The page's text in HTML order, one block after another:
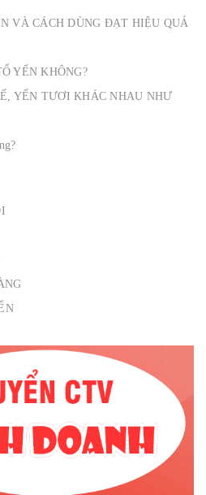
VÀ CÁCH DÙNG ĐẠT HIỆU QUẢ
YẾN KHÔNG?
YẾN TƯƠI KHÁC NHAU NHƯ